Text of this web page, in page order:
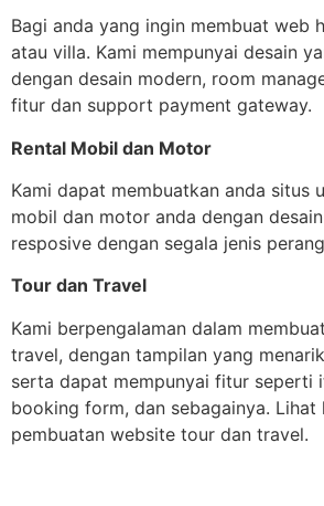
Bagi anda yang ingin membuat web
atau villa. Kami mempunyai desain
dengan desain modern, room
fitur dan support payment gateway.
Rental Mobil dan Motor
Kami dapat membuatkan anda situs
mobil dan motor anda dengan
resposive dengan segala jenis
Tour dan Travel
Kami berpengalaman dalam
travel, dengan tampilan yang
serta dapat mempunyai fitur seperti
booking form, dan sebagainya. Lihat
pembuatan website tour dan travel.